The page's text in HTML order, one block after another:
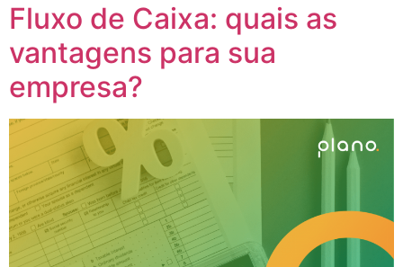
Fluxo de Caixa: quais as
vantagens para sua
empresa?